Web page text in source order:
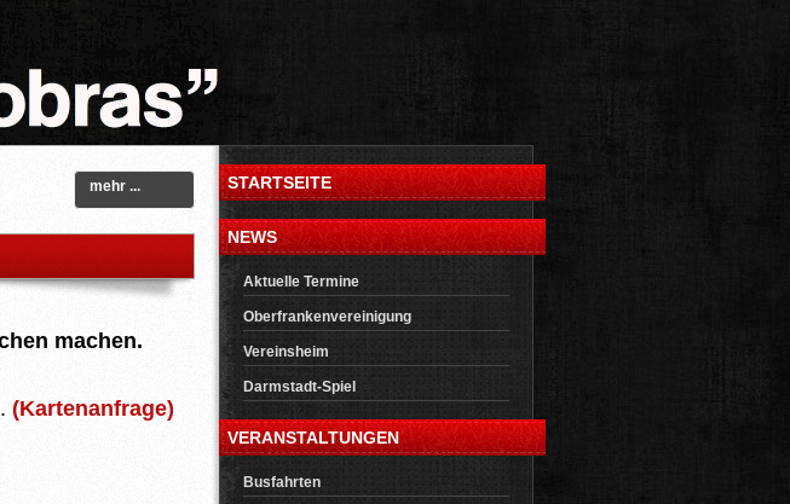
mehr ...
machen.
(Kartenanfrage)
STARTSEITE
NEWS
Aktuelle Termine
Oberfrankenvereinigung
Vereinsheim
Darmstadt-Spiel
VERANSTALTUNGEN
Busfahrten